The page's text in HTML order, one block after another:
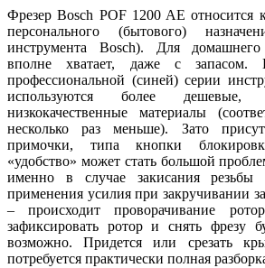
Фрезер Bosch POF 1200 AE относится
персонального (бытового)
инструмента Bosch). Для домашнего
вполне хватает, даже с
профессиональной (синей) серии
используются более
низкокачественные материалы
несколько раз меньше). Зато
примочки, типа кнопки
«удобство» может стать большой
именно в случае закисания резьбы
применения усилия при закручивании
– происходит проворачивание
зафиксировать ротор и снять фрезу
возможно. Придется или срезать
потребуется практически полная